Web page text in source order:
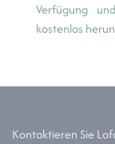
Verfügung
kostenlos
Kontaktieren Sie